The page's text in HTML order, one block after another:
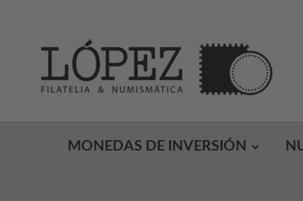
MONEDAS DE INVERSIÓN